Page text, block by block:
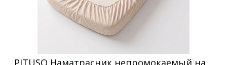
PITUSO Наматрасник непромокаемый на